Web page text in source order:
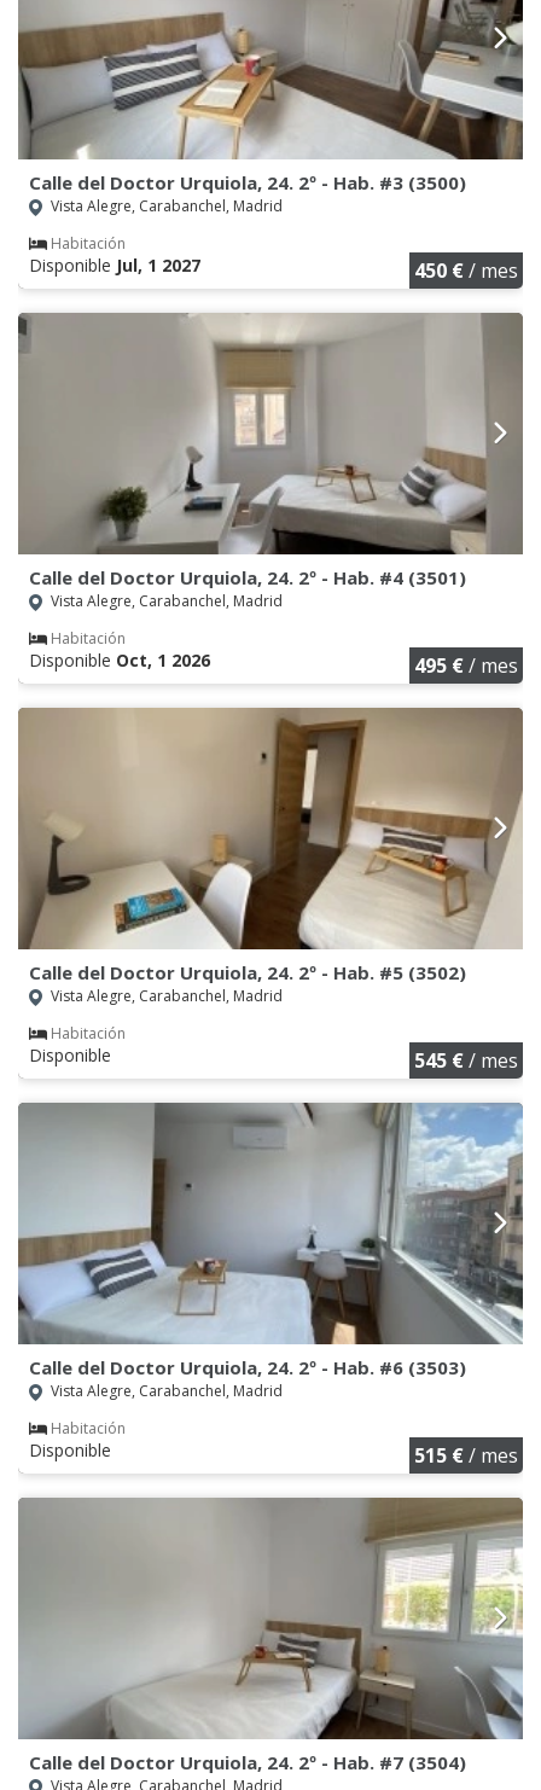
Calle del Doctor Urquiola, 24. 2º - Hab. #3 (3500)
Vista Alegre, Carabanchel, Madrid
Habitación
Disponible Jul, 1 2027 450 €/ mes
Calle del Doctor Urquiola, 24. 2º - Hab. #4 (3501)
Vista Alegre, Carabanchel, Madrid
Habitación
Disponible Oct, 1 2026 495 €/ mes
Calle del Doctor Urquiola, 24. 2º - Hab. #5 (3502)
Vista Alegre, Carabanchel, Madrid
Habitación
Disponible 545 €/ mes
Calle del Doctor Urquiola, 24. 2º - Hab. #6 (3503)
Vista Alegre, Carabanchel, Madrid
Habitación
Disponible 515 €/ mes
Calle del Doctor Urquiola, 24. 2º - Hab. #7 (3504)
Vista Alegre, Carabanchel, Madrid